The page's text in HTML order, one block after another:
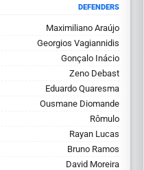
DEFENDERS
Maximiliano Araújo
Georgios Vagiannidis
Gonçalo Inácio
Zeno Debast
Eduardo Quaresma
Ousmane Diomande
Rômulo
Rayan Lucas
Bruno Ramos
David Moreira